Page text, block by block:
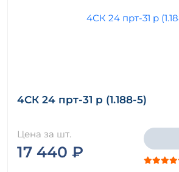
4СК 24 прт-31 р (1.188-5)
Цена за шт.
17 440 ₽